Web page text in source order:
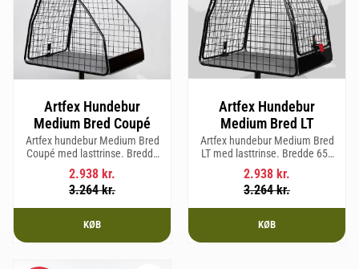
Artfex Hundebur
Medium Bred Coupé
Artfex hundebur Medium Bred
Coupé med lasttrinse. Bredde
653 mm, Højde 675 mm, Dybde
830 mm og vægt 19,4 kg.
2.938 kr.
3.264kr.
KØB
Artfex Hundebur
Medium Bred LT
Artfex hundebur Medium Bred
LT med lasttrinse. Bredde 653
mm, Højde 675 mm, Dybde 830
mm og vægt 20,2 kg.
2.938 kr.
3.264kr.
KØB